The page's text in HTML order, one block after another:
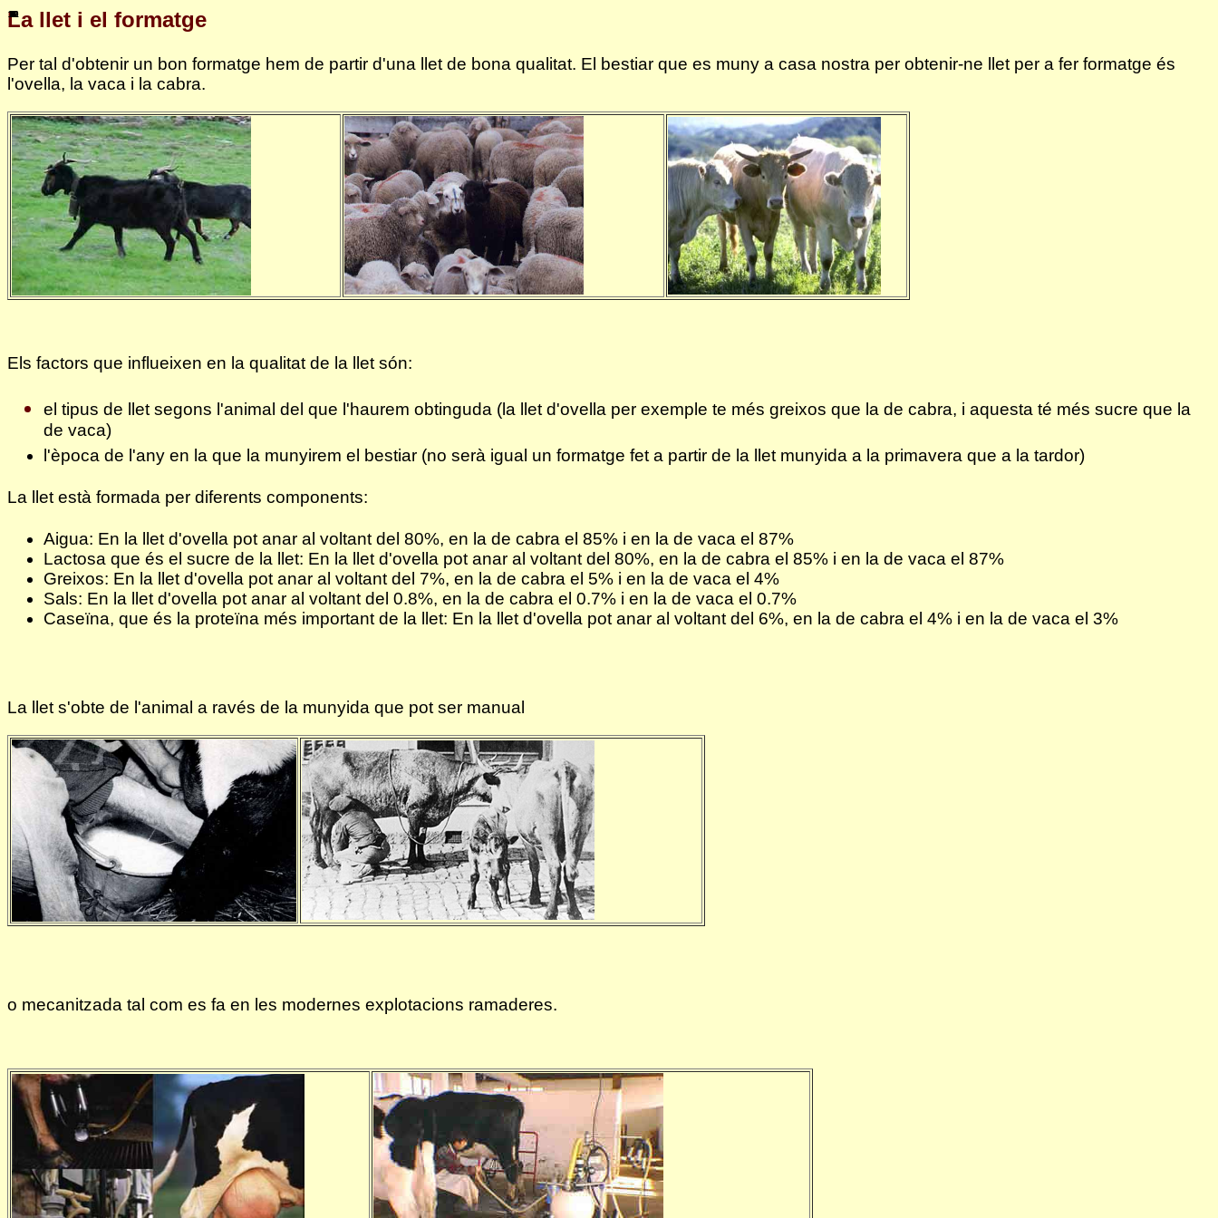
1
2
3
4
5
6
7
8
9
10
11
12
La llet i el formatge
Per tal d'obtenir un bon formatge hem de partir d'una llet de bona qualitat. El bestiar que es muny a casa nostra per obtenir-ne llet per a fer formatge és
l'ovella, la vaca i la cabra.
Els factors que influeixen en la qualitat de la llet són:
el tipus de llet segons l'animal del que l'haurem obtinguda (la llet d'ovella per exemple te més greixos que la de cabra, i aquesta té més sucre que la
de vaca)
l'època de l'any en la que la munyirem el bestiar (no serà igual un formatge fet a partir de la llet munyida a la primavera que a la tardor)
La llet està formada per diferents components:
Aigua: En la llet d'ovella pot anar al voltant del 80%, en la de cabra el 85% i en la de vaca el 87%
Lactosa que és el sucre de la llet: En la llet d'ovella pot anar al voltant del 80%, en la de cabra el 85% i en la de vaca el 87%
Greixos: En la llet d'ovella pot anar al voltant del 7%, en la de cabra el 5% i en la de vaca el 4%
Sals: En la llet d'ovella pot anar al voltant del 0.8%, en la de cabra el 0.7% i en la de vaca el 0.7%
Caseïna, que és la proteïna més important de la llet: En la llet d'ovella pot anar al voltant del 6%, en la de cabra el 4% i en la de vaca el 3%
La llet s'obte de l'animal a ravés de la munyida que pot ser manual
o mecanitzada tal com es fa en les modernes explotacions ramaderes.